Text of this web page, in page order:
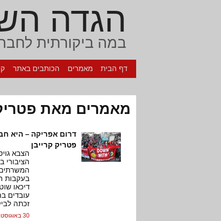
הגדה
במה ביקורתית
דף הבית מאמרים הכותבים באתר
מאמרים מאת
דרום אפריקה – היא
פטריק קרייבן
הצבא
הציבורי
בעקבות
דיכאו
עובדים
זכתה
30 באוגוסט, 2010